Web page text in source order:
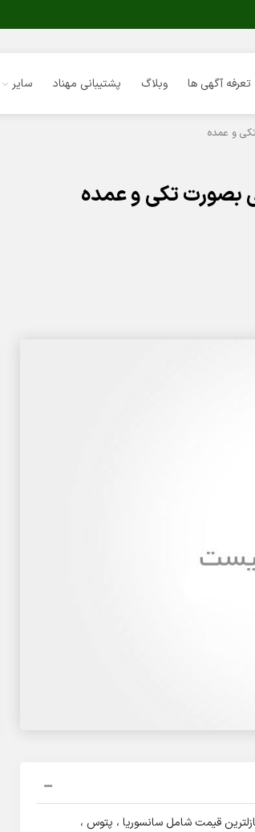
تعرفه آگهی ها وبلاگ پشتیبانی مهناد سایر
و عمده
بصورت تکی و عمده
قیمت شامل سانسوریا ، پتوس ،